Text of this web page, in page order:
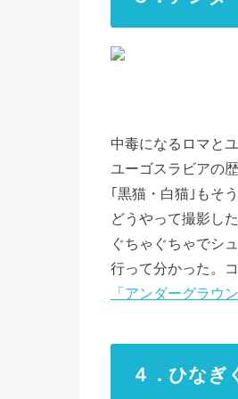
中毒になるロマと
ユーゴスラビアの
｢黒猫・白猫｣もそ
どうやって撮影し
ぐちゃぐちゃでシ
行って分かった。
「アンダーグラウ
４．ひなぎ